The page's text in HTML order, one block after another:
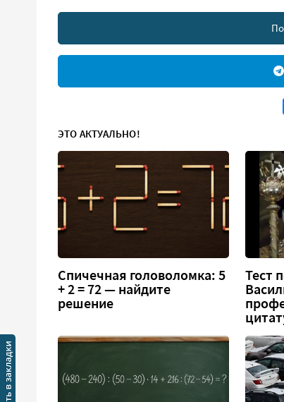
ЭТО АКТУАЛЬНО!
Спичечная головоломка: 5
+ 2 = 72 — найдите
решение
Тест